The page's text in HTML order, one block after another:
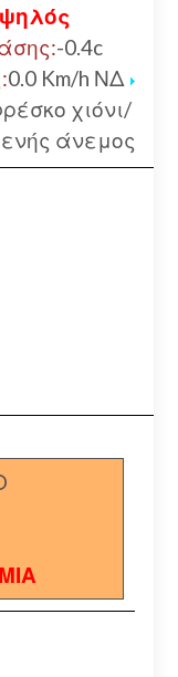
-0.4c
0.0 Km/h ΝΔ
χιόνι/
άνεμος